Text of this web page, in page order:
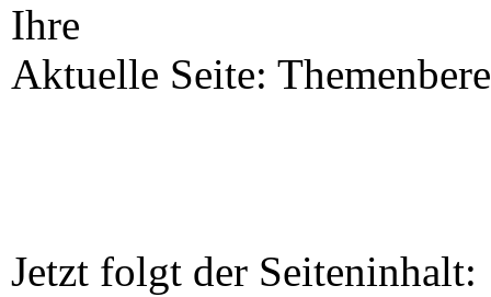
Ihre
Aktuelle Seite:
Jetzt folgt der Seiteninhalt: